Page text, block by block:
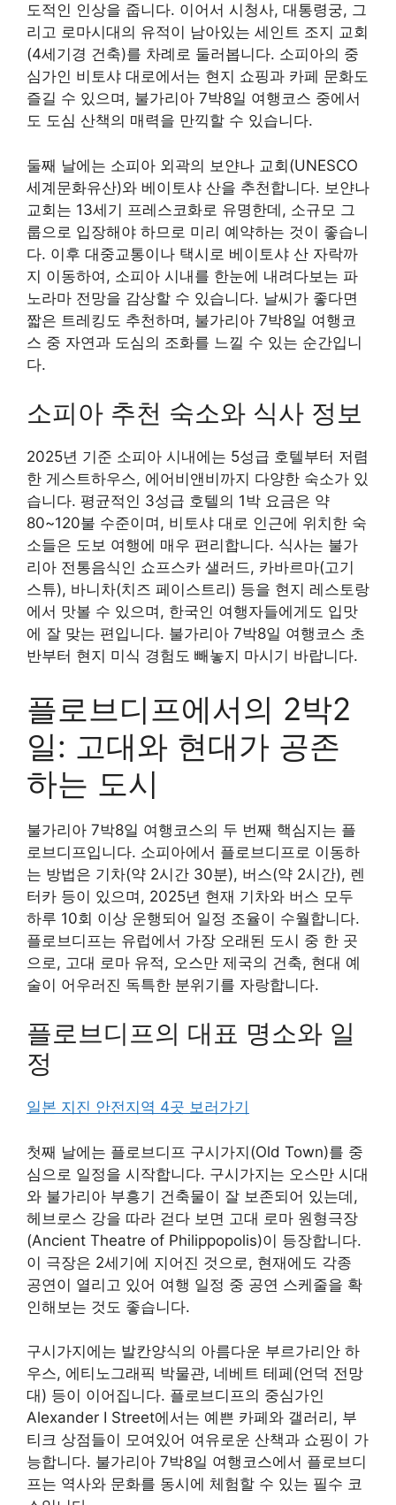
도적인 인상을 줍니다. 이어서 시청사, 대통령궁, 그
리고 로마시대의 유적이 남아있는 세인트 조지 교회
(4세기경 건축)를 차례로 둘러봅니다. 소피아의 중
심가인 비토샤 대로에서는 현지 쇼핑과 카페 문화도
즐길 수 있으며, 불가리아 7박8일 여행코스 중에서
도 도심 산책의 매력을 만끽할 수 있습니다.
둘째 날에는 소피아 외곽의 보얀나 교회(UNESCO
세계문화유산)와 베이토샤 산을 추천합니다. 보얀나
교회는 13세기 프레스코화로 유명한데, 소규모 그
룹으로 입장해야 하므로 미리 예약하는 것이 좋습니
다. 이후 대중교통이나 택시로 베이토샤 산 자락까
지 이동하여, 소피아 시내를 한눈에 내려다보는 파
노라마 전망을 감상할 수 있습니다. 날씨가 좋다면
짧은 트레킹도 추천하며, 불가리아 7박8일 여행코
스 중 자연과 도심의 조화를 느낄 수 있는 순간입니
다.
소피아 추천 숙소와 식사 정보
2025년 기준 소피아 시내에는 5성급 호텔부터 저렴
한 게스트하우스, 에어비앤비까지 다양한 숙소가 있
습니다. 평균적인 3성급 호텔의 1박 요금은 약
80~120불 수준이며, 비토샤 대로 인근에 위치한 숙
소들은 도보 여행에 매우 편리합니다. 식사는 불가
리아 전통음식인 쇼프스카 샐러드, 카바르마(고기
스튜), 바니차(치즈 페이스트리) 등을 현지 레스토랑
에서 맛볼 수 있으며, 한국인 여행자들에게도 입맛
에 잘 맞는 편입니다. 불가리아 7박8일 여행코스 초
반부터 현지 미식 경험도 빼놓지 마시기 바랍니다.
플로브디프에서의 2박2
일: 고대와 현대가 공존
하는 도시
불가리아 7박8일 여행코스의 두 번째 핵심지는 플
로브디프입니다. 소피아에서 플로브디프로 이동하
는 방법은 기차(약 2시간 30분), 버스(약 2시간), 렌
터카 등이 있으며, 2025년 현재 기차와 버스 모두
하루 10회 이상 운행되어 일정 조율이 수월합니다.
플로브디프는 유럽에서 가장 오래된 도시 중 한 곳
으로, 고대 로마 유적, 오스만 제국의 건축, 현대 예
술이 어우러진 독특한 분위기를 자랑합니다.
플로브디프의 대표 명소와 일
정
일본 지진 안전지역 4곳 보러가기
첫째 날에는 플로브디프 구시가지(Old Town)를 중
심으로 일정을 시작합니다. 구시가지는 오스만 시대
와 불가리아 부흥기 건축물이 잘 보존되어 있는데,
헤브로스 강을 따라 걷다 보면 고대 로마 원형극장
(Ancient Theatre of Philippopolis)이 등장합니다.
이 극장은 2세기에 지어진 것으로, 현재에도 각종
공연이 열리고 있어 여행 일정 중 공연 스케줄을 확
인해보는 것도 좋습니다.
구시가지에는 발칸양식의 아름다운 부르가리안 하
우스, 에티노그래픽 박물관, 네베트 테페(언덕 전망
대) 등이 이어집니다. 플로브디프의 중심가인
Alexander I Street에서는 예쁜 카페와 갤러리, 부
티크 상점들이 모여있어 여유로운 산책과 쇼핑이 가
능합니다. 불가리아 7박8일 여행코스에서 플로브디
프는 역사와 문화를 동시에 체험할 수 있는 필수 코